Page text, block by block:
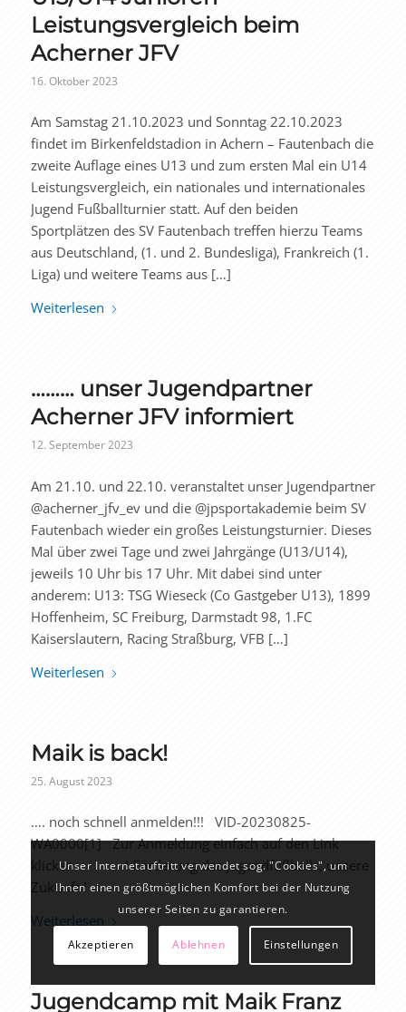
Leistungsvergleich beim
Acherner JFV
16. Oktober 2023
Am Samstag 21.10.2023 und Sonntag 22.10.2023
findet im Birkenfeldstadion in Achern – Fautenbach die
zweite Auflage eines U13 und zum ersten Mal ein U14
Leistungsvergleich, ein nationales und internationales
Jugend Fußballturnier statt. Auf den beiden
Sportplätzen des SV Fautenbach treffen hierzu Teams
aus Deutschland, (1. und 2. Bundesliga), Frankreich (1.
Liga) und weitere Teams aus […]
Weiterlesen
……… unser Jugendpartner
Acherner JFV informiert
12. September 2023
Am 21.10. und 22.10. veranstaltet unser Jugendpartner
@acherner_jfv_ev und die @jpsportakademie beim SV
Fautenbach wieder ein großes Leistungsturnier. Dieses
Mal über zwei Tage und zwei Jahrgänge (U13/U14),
jeweils 10 Uhr bis 17 Uhr. Mit dabei sind unter
anderem: U13: TSG Wieseck (Co Gastgeber U13), 1899
Hoffenheim, SC Freiburg, Darmstadt 98, 1.FC
Kaiserslautern, Racing Straßburg, VFB […]
Weiterlesen
Maik is back!
25. August 2023
…. noch schnell anmelden!!! VID-20230825-
WA0000[1] Zur Anmeldung einfach auf den Link
klicken: ! Förderung des Jugendfußballs, unsere
Zukunft !
Weiterlesen
Jugendcamp mit Maik Franz
Unser Internetauftritt verwendet sog. "Cookies", um
Ihnen einen größtmöglichen Komfort bei der Nutzung
unserer Seiten zu garantieren.
Akzeptieren Ablehnen Einstellungen